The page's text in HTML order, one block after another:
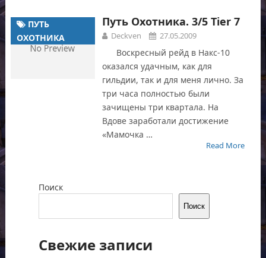
ПУТЬ
ОХОТНИКА
Путь Охотника. 3/5 Tier 7
Deckven 27.05.2009
Воскресный рейд в Накс-10
оказался удачным, как для
гильдии, так и для меня лично. За
три часа полностью были
зачищены три квартала. На
Вдове заработали достижение
«Мамочка …
Read More
Поиск
Поиск
Свежие записи